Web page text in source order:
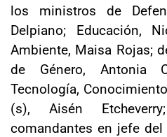
los ministros de
Delpiano; Educación,
Ambiente, Maisa Rojas;
de Género, Antonia
Tecnología,
(s), Aisén
comandantes en jefe del